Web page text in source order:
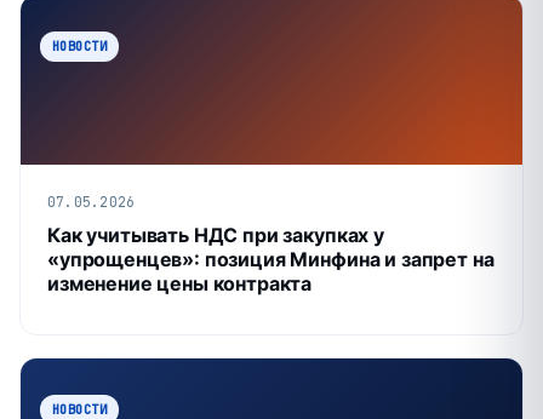
НОВОСТИ
07.05.2026
Как учитывать НДС при закупках у
«упрощенцев»: позиция Минфина и запрет на
изменение цены контракта
НОВОСТИ